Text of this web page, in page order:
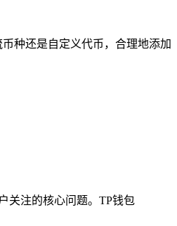
种还是自定义代币，合理地添加
关注的核心问题。TP钱包